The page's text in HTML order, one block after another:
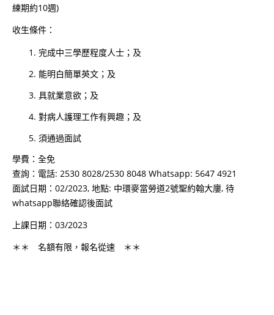
練期約10週)
收生條件：
完成中三學歷程度人士；及
能明白簡單英文；及
具就業意欲；及
對病人護理工作有興趣；及
須通過面試
學費：全免
查詢：電話: 2530 8028/2530 8048 Whatsapp: 5647 4921
面試日期：02/2023, 地點: 中環麥當勞道2號聖約翰大廔, 待
whatsapp聯絡確認後面試
上課日期：03/2023
＊＊ 名額有限，報名從速 ＊＊